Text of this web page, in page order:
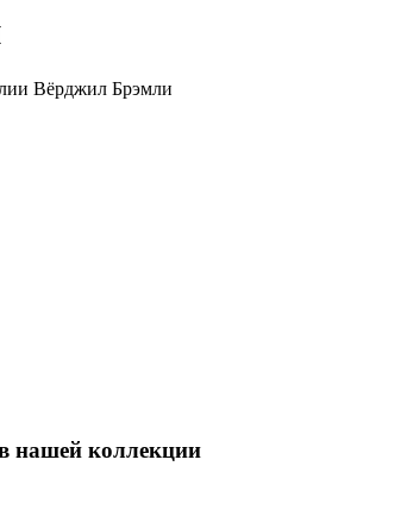
Вёрджил Брэмли
нашей коллекции